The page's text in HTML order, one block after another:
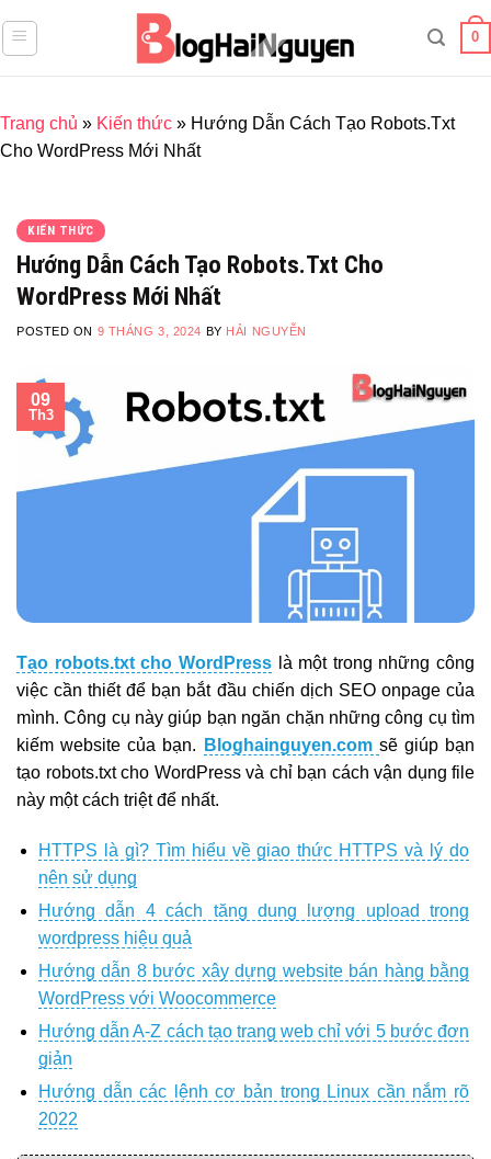
to
0
Trang chủ » Kiến thức » Hướng Dẫn Cách Tạo Robots.Txt
Cho WordPress Mới Nhất
KIẾN THỨC
Hướng Dẫn Cách Tạo Robots.Txt Cho
WordPress Mới Nhất
POSTED ON 9 THÁNG 3, 2024 BY HẢI NGUYỄN
09
Th3
Tạo robots.txt cho WordPresslà một trong những công
việc cần thiết để bạn bắt đầu chiến dịch SEO onpage của
mình. Công cụ này giúp bạn ngăn chặn những công cụ tìm
kiếm website của bạn.
Bloghainguyen.com sẽ giúp bạn
tạo robots.txt cho WordPress và chỉ bạn cách vận dụng file
này một cách triệt để nhất.
HTTPS là gì? Tìm hiểu về giao thức HTTPS và lý do
nên sử dụng
Hướng dẫn 4 cách tăng dung lượng upload trong
wordpress hiệu quả
Hướng dẫn 8 bước xây dựng website bán hàng bằng
WordPress với Woocommerce
Hướng dẫn A-Z cách tạo trang web chỉ với 5 bước đơn
giản
Hướng dẫn các lệnh cơ bản trong Linux cần nắm rõ
2022